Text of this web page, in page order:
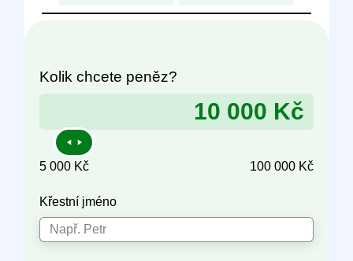
Kolik chcete peněz?
5 000 Kč 100 000 Kč
Křestní jméno